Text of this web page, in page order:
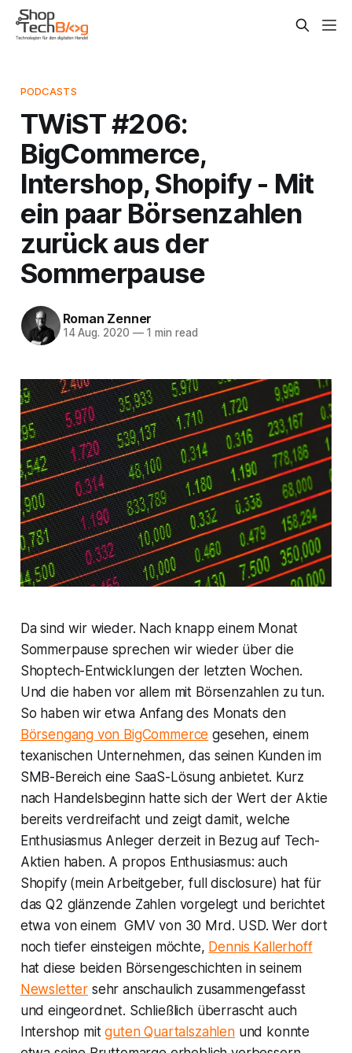
PODCASTS
TWiST #206:
BigCommerce,
Intershop, Shopify - Mit
ein paar Börsenzahlen
zurück aus der
Sommerpause
Roman Zenner
14 Aug. 2020 —1 min read
Da sind wir wieder. Nach knapp einem Monat
Sommerpause sprechen wir wieder über die
Shoptech-Entwicklungen der letzten Wochen.
Und die haben vor allem mit Börsenzahlen zu tun.
So haben wir etwa Anfang des Monats den
Börsengang von BigCommerce gesehen, einem
texanischen Unternehmen, das seinen Kunden im
SMB-Bereich eine SaaS-Lösung anbietet. Kurz
nach Handelsbeginn hatte sich der Wert der Aktie
bereits verdreifacht und zeigt damit, welche
Enthusiasmus Anleger derzeit in Bezug auf Tech-
Aktien haben. A propos Enthusiasmus: auch
Shopify (mein Arbeitgeber, full disclosure) hat für
das Q2 glänzende Zahlen vorgelegt und berichtet
etwa von einem GMV von 30 Mrd. USD. Wer dort
noch tiefer einsteigen möchte, Dennis Kallerhoff
hat diese beiden Börsengeschichten in seinem
Newsletter sehr anschaulich zusammengefasst
und eingeordnet. Schließlich überrascht auch
Intershop mitguten Quartalszahlenund konnte